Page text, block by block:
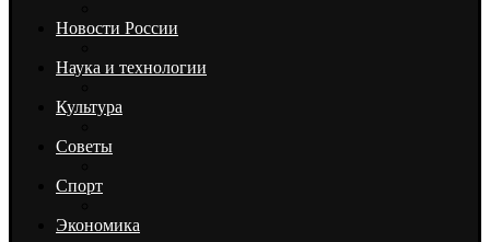
Новости России
Наука и технологии
Культура
Советы
Спорт
Экономика